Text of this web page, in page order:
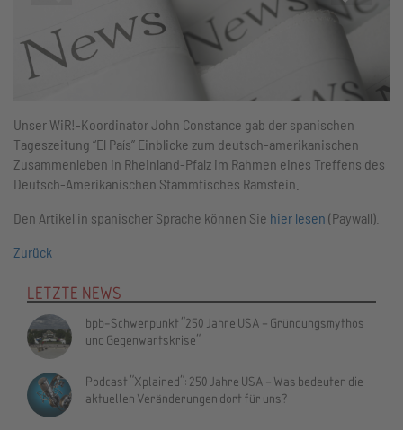
Unser WiR!-Koordinator John Constance gab der spanischen
Tageszeitung “El País” Einblicke zum deutsch-amerikanischen
Zusammenleben in Rheinland-Pfalz im Rahmen eines Treffens des
Deutsch-Amerikanischen Stammtisches Ramstein.
Den Artikel in spanischer Sprache können Sie hier lesen (Paywall).
Zurück
LETZTE NEWS
bpb-Schwerpunkt "250 Jahre USA – Gründungsmythos
und Gegenwartskrise"
Podcast "Xplained": 250 Jahre USA – Was bedeuten die
aktuellen Veränderungen dort für uns?